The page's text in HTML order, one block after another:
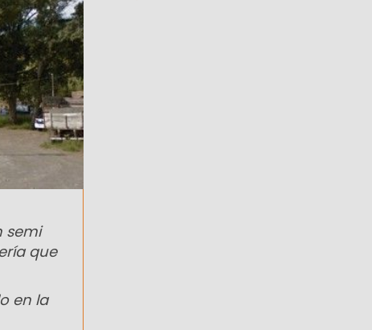
semi
que
en la